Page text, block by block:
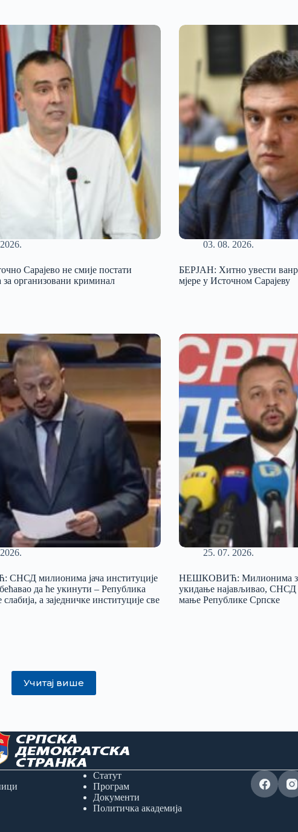
Сарајево не смије постати
за организовани криминал
03. 08. 2026.
БЕРЈАН: Хитно увести
мјере у Источном Сарајеву
милионима јача институције
да ће укинути – Република
слабија, а заједничке институције све
25. 07. 2026.
НЕШКОВИЋ: Милионима за
укидање најављивао,
мање Републике Српске
Учитај више
Статут
Програм
Документи
Политичка академија